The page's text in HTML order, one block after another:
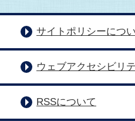
サイトポリシーにつ
ウェブアクセシビリ
RSSについて